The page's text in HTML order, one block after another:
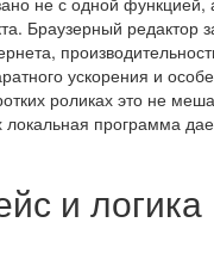
Браузерный редактор
ускорения и
роликах это не
локальная программа
и логика